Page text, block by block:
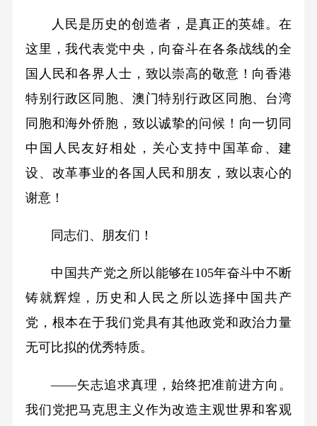
人民是历史的创造者，是真正的英雄。在
这里，我代表党中央，向奋斗在各条战线的全
国人民和各界人士，致以崇高的敬意！向香港
特别行政区同胞、澳门特别行政区同胞、台湾
同胞和海外侨胞，致以诚挚的问候！向一切同
中国人民友好相处，关心支持中国革命、建
设、改革事业的各国人民和朋友，致以衷心的
谢意！
同志们、朋友们！
中国共产党之所以能够在105年奋斗中不断
铸就辉煌，历史和人民之所以选择中国共产
党，根本在于我们党具有其他政党和政治力量
无可比拟的优秀特质。
——矢志追求真理，始终把准前进方向。
我们党把马克思主义作为改造主观世界和客观